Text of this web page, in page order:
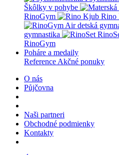
Škôlky v pohybe
RinoGym
Rino
gymnastika
RinoGym
Poháre a medaily
Reference Akčné ponuky
O nás
Půjčovna
Naši partneri
Obchodné podmienky
Kontakty